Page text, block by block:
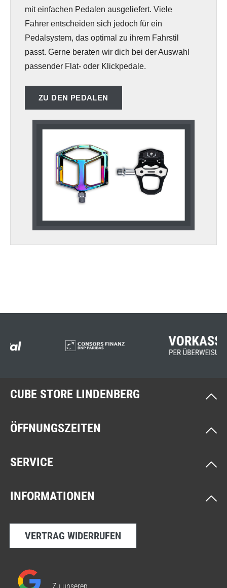
mit einfachen Pedalen ausgeliefert. Viele
Fahrer entscheiden sich jedoch für ein
Pedalsystem, das optimal zu ihrem Fahrstil
passt. Gerne beraten wir dich bei der Auswahl
passender Flat- oder Klickpedale.
ZU DEN PEDALEN
CUBE STORE LINDENBERG
ÖFFNUNGSZEITEN
SERVICE
INFORMATIONEN
VERTRAG WIDERRUFEN